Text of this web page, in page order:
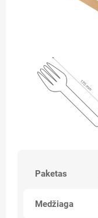
Paketas
Medžiaga